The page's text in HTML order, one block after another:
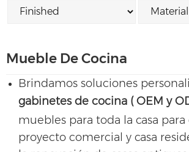
Mueble De Cocina
Brindamos soluciones
gabinetes de cocina (OEM y
muebles para toda la casa
proyecto comercial y casa